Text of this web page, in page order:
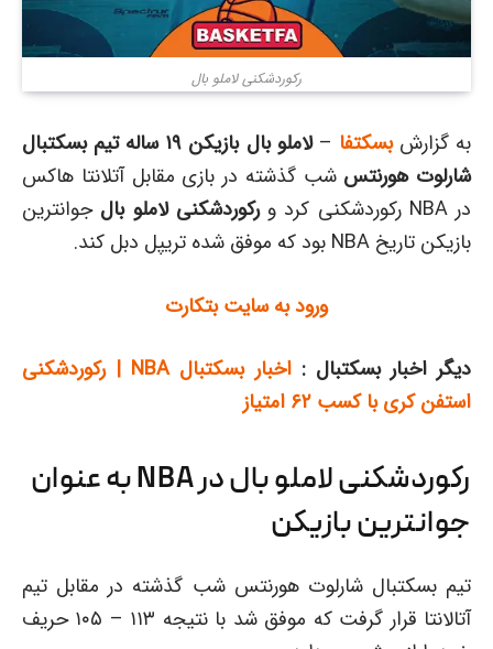
رکوردشکنی لاملو بال
به گزارشبسکتفا –
لاملو بال بازیکن ۱۹ ساله تیم بسکتبال
شارلوت هورنتس شب گذشته در بازی مقابل آتلانتا هاکس
در NBA رکوردشکنی کرد و
رکوردشکنی لاملو بال جوانترین
بازیکن تاریخ NBA بود که موفق شده
تریپل دبل کند.
ورود به سایت بتکارت
دیگر اخبار بسکتبال :
اخبار بسکتبال NBA | رکوردشکنی
استفن کری با کسب ۶۲ امتیاز
رکوردشکنی لاملو بال در NBA به عنوان
جوانترین بازیکن
تیم بسکتبال شارلوت هورنتس شب گذشته در مقابل تیم
آتالانتا قرار گرفت که موفق شد با نتیجه ۱۱۳ – ۱۰۵ حریف